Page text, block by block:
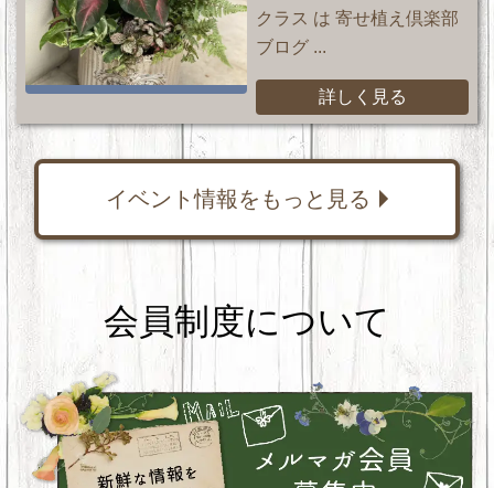
クラス は 寄せ植え倶楽部
ブログ ...
詳しく見る
イベント情報をもっと見る
会員制度について